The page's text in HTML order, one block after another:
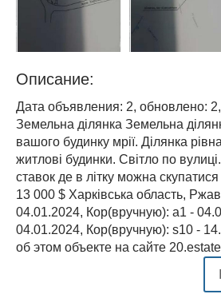
Описание:
Дата объявления: 2, обновлено:
Земельна ділянка Земельна
вашого будинку мрії. Ділянка
житлові будинки. Світло по
ставок де в літку можна
13 000 $ Харківська область,
04.01.2024, Кор(вручную): a1 -
04.01.2024, Кор(вручную): s10 -
об этом объекте на сайте 20.estate